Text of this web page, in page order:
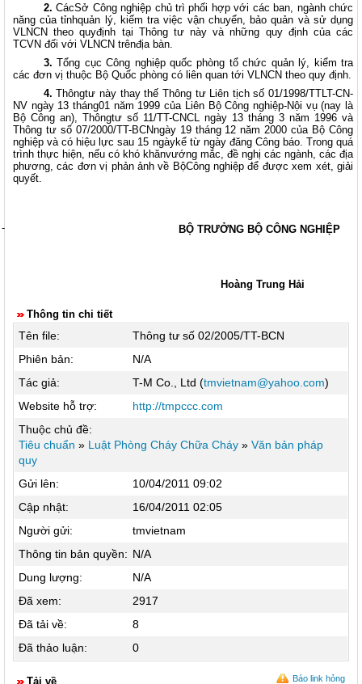
2.CácSở Công nghiệp chủ trì phối hợp với các ban, ngành chức
năng của tỉnhquản lý, kiểm tra việc vận chuyển, bảo quản và sử dụng
VLNCN theo quyđịnh tại Thông tư này và những quy định của các
TCVN đối với VLNCN trênđịa bàn.
3.Tổng cục Công nghiệp quốc phòng tổ chức quản lý, kiểm tra
các đơn vị thuộc Bộ Quốc phòng có liên quan tới VLNCN theo quy định.
4.Thôngtư này thay thế Thông tư Liên tịch số 01/1998/TTLT-CN-
NV ngày 13 tháng01 năm 1999 của Liên Bộ Công nghiệp-Nội vụ (nay là
Bộ Công an), Thôngtư số 11/TT-CNCL ngày 13 tháng 3 năm 1996 và
Thông tư số 07/2000/TT-BCNngày 19 tháng 12 năm 2000 của Bộ Công
nghiệp và có hiệu lực sau 15 ngàykể từ ngày đăng Công báo. Trong quá
trình thực hiện, nếu có khó khănvướng mắc, đề nghị các ngành, các địa
phương, các đơn vị phản ảnh về BộCông nghiệp để được xem xét, giải
quyết.
- BỘ TRƯỞNG BỘ CÔNG NGHIỆP
Hoàng Trung Hải
Thông tin chi tiết
Tên file:
Thông tư số 02/2005/TT-BCN
Phiên bản:
N/A
Tác giả:
T-M Co., Ltd (tmvietnam@yahoo.com)
Website hỗ trợ:
http://tmpccc.com
Thuộc chủ đề:
Tiêu chuẩn » Luật Phòng Cháy Chữa Cháy » Văn bản pháp
quy
Gửi lên:
10/04/2011 09:02
Cập nhật:
16/04/2011 02:05
Người gửi:
tmvietnam
Thông tin bản quyền: N/A
Dung lượng:
N/A
Đã xem:
2917
Đã tải về:
8
Đã thảo luận:
0
Báo link hỏng
Tải về